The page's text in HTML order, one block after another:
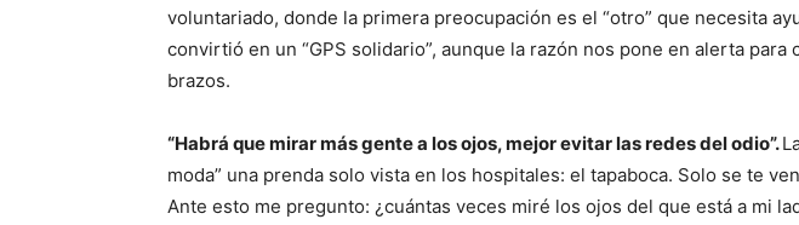
voluntariado, donde la primera preocupación es el “otro” que necesita
convirtió en un “GPS solidario”, aunque la razón nos pone en alerta para
brazos.
“Habrá que mirar más gente a los ojos, mejor evitar las redes del odio”.
moda” una prenda solo vista en los hospitales: el tapaboca. Solo se te
Ante esto me pregunto: ¿cuántas veces miré los ojos del que está a mi